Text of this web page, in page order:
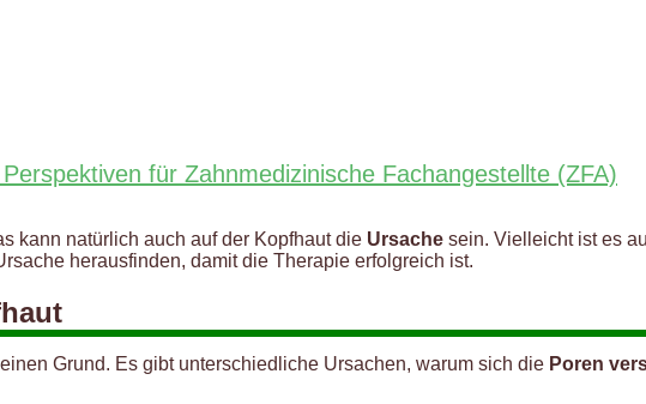
für Zahnmedizinische Fachangestellte (ZFA)
kann natürlich auch auf der Kopfhaut die Ursache sein. Vielleicht ist es
herausfinden, damit die Therapie erfolgreich ist.
Grund. Es gibt unterschiedliche Ursachen, warum sich die Poren